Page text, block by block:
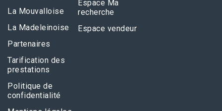
La Mouvalloise
La Madeleinoise
Partenaires
Tarification des
prestations
Politique de
confidentialité
Espace Ma
recherche
Espace vendeur